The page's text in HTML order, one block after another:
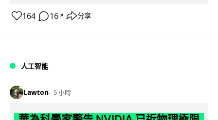
164 16 ↗ 分享
人工智能
Lawton 5 小時